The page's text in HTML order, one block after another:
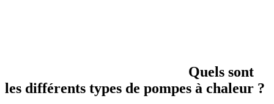
Quels sont
les différents types de pompes à chaleur ?